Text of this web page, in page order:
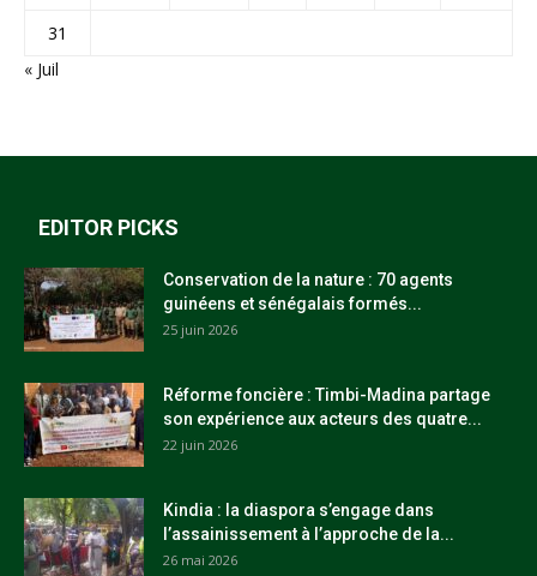
31
« Juil
EDITOR PICKS
Conservation de la nature : 70 agents
guinéens et sénégalais formés...
25 juin 2026
Réforme foncière : Timbi-Madina partage
son expérience aux acteurs des quatre...
22 juin 2026
Kindia : la diaspora s’engage dans
l’assainissement à l’approche de la...
26 mai 2026